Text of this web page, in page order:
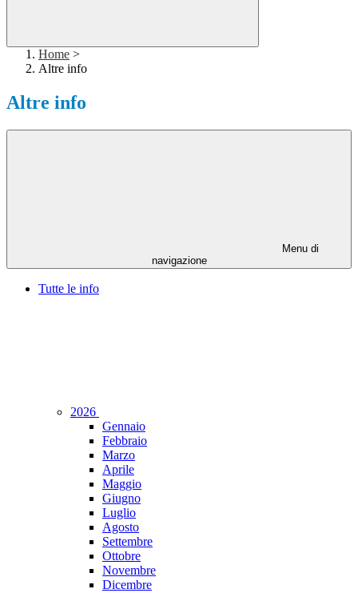
Home >
Altre info
Altre info
Menu di
navigazione
Tutte le info
2026
Gennaio
Febbraio
Marzo
Aprile
Maggio
Giugno
Luglio
Agosto
Settembre
Ottobre
Novembre
Dicembre